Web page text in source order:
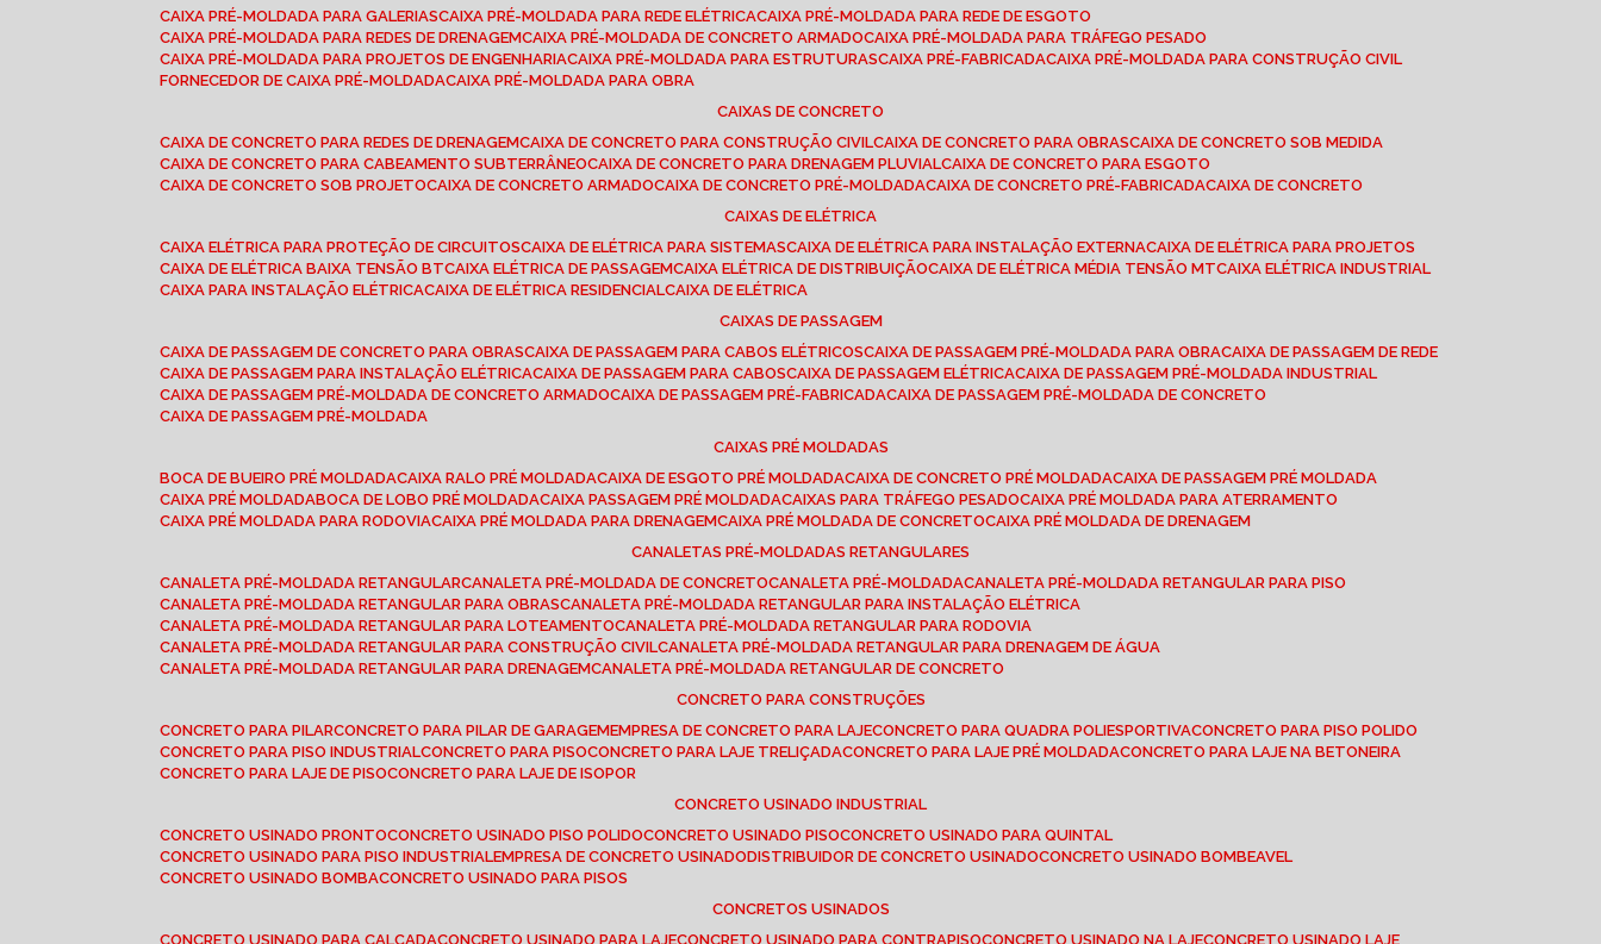
CAIXA PRÉ-MOLDADA PARA GALERIAS CAIXA PRÉ-MOLDADA PARA REDE ELÉTRICA CAIXA PRÉ-MOLDADA PARA REDE DE ESGOTO
CAIXA PRÉ-MOLDADA PARA REDES DE DRENAGEM CAIXA PRÉ-MOLDADA DE CONCRETO ARMADO CAIXA PRÉ-MOLDADA PARA TRÁFEGO PESADO
CAIXA PRÉ-MOLDADA PARA PROJETOS DE ENGENHARIA CAIXA PRÉ-MOLDADA PARA ESTRUTURAS CAIXA PRÉ-FABRICADA CAIXA PRÉ-MOLDADA PARA CONSTRUÇÃO CIVIL
FORNECEDOR DE CAIXA PRÉ-MOLDADA CAIXA PRÉ-MOLDADA PARA OBRA
CAIXAS DE CONCRETO
CAIXA DE CONCRETO PARA REDES DE DRENAGEM CAIXA DE CONCRETO PARA CONSTRUÇÃO CIVIL CAIXA DE CONCRETO PARA OBRAS CAIXA DE CONCRETO SOB MEDIDA
CAIXA DE CONCRETO PARA CABEAMENTO SUBTERRÂNEO CAIXA DE CONCRETO PARA DRENAGEM PLUVIAL CAIXA DE CONCRETO PARA ESGOTO
CAIXA DE CONCRETO SOB PROJETO CAIXA DE CONCRETO ARMADO CAIXA DE CONCRETO PRÉ-MOLDADA CAIXA DE CONCRETO PRÉ-FABRICADA CAIXA DE CONCRETO
CAIXAS DE ELÉTRICA
CAIXA ELÉTRICA PARA PROTEÇÃO DE CIRCUITOS CAIXA DE ELÉTRICA PARA SISTEMAS CAIXA DE ELÉTRICA PARA INSTALAÇÃO EXTERNA CAIXA DE ELÉTRICA PARA PROJETOS
CAIXA DE ELÉTRICA BAIXA TENSÃO BT CAIXA ELÉTRICA DE PASSAGEM CAIXA ELÉTRICA DE DISTRIBUIÇÃO CAIXA DE ELÉTRICA MÉDIA TENSÃO MT CAIXA ELÉTRICA INDUSTRIAL
CAIXA PARA INSTALAÇÃO ELÉTRICA CAIXA DE ELÉTRICA RESIDENCIAL CAIXA DE ELÉTRICA
CAIXAS DE PASSAGEM
CAIXA DE PASSAGEM DE CONCRETO PARA OBRAS CAIXA DE PASSAGEM PARA CABOS ELÉTRICOS CAIXA DE PASSAGEM PRÉ-MOLDADA PARA OBRA CAIXA DE PASSAGEM DE REDE
CAIXA DE PASSAGEM PARA INSTALAÇÃO ELÉTRICA CAIXA DE PASSAGEM PARA CABOS CAIXA DE PASSAGEM ELÉTRICA CAIXA DE PASSAGEM PRÉ-MOLDADA INDUSTRIAL
CAIXA DE PASSAGEM PRÉ-MOLDADA DE CONCRETO ARMADO CAIXA DE PASSAGEM PRÉ-FABRICADA CAIXA DE PASSAGEM PRÉ-MOLDADA DE CONCRETO
CAIXA DE PASSAGEM PRÉ-MOLDADA
CAIXAS PRÉ MOLDADAS
BOCA DE BUEIRO PRÉ MOLDADA CAIXA RALO PRÉ MOLDADA CAIXA DE ESGOTO PRÉ MOLDADA CAIXA DE CONCRETO PRÉ MOLDADA CAIXA DE PASSAGEM PRÉ MOLDADA
CAIXA PRÉ MOLDADA BOCA DE LOBO PRÉ MOLDADA CAIXA PASSAGEM PRÉ MOLDADA CAIXAS PARA TRÁFEGO PESADO CAIXA PRÉ MOLDADA PARA ATERRAMENTO
CAIXA PRÉ MOLDADA PARA RODOVIA CAIXA PRÉ MOLDADA PARA DRENAGEM CAIXA PRÉ MOLDADA DE CONCRETO CAIXA PRÉ MOLDADA DE DRENAGEM
CANALETAS PRÉ-MOLDADAS RETANGULARES
CANALETA PRÉ-MOLDADA RETANGULAR CANALETA PRÉ-MOLDADA DE CONCRETO CANALETA PRÉ-MOLDADA CANALETA PRÉ-MOLDADA RETANGULAR PARA PISO
CANALETA PRÉ-MOLDADA RETANGULAR PARA OBRAS CANALETA PRÉ-MOLDADA RETANGULAR PARA INSTALAÇÃO ELÉTRICA
CANALETA PRÉ-MOLDADA RETANGULAR PARA LOTEAMENTO CANALETA PRÉ-MOLDADA RETANGULAR PARA RODOVIA
CANALETA PRÉ-MOLDADA RETANGULAR PARA CONSTRUÇÃO CIVIL CANALETA PRÉ-MOLDADA RETANGULAR PARA DRENAGEM DE ÁGUA
CANALETA PRÉ-MOLDADA RETANGULAR PARA DRENAGEM CANALETA PRÉ-MOLDADA RETANGULAR DE CONCRETO
CONCRETO PARA CONSTRUÇÕES
CONCRETO PARA PILAR CONCRETO PARA PILAR DE GARAGEM EMPRESA DE CONCRETO PARA LAJE CONCRETO PARA QUADRA POLIESPORTIVA CONCRETO PARA PISO POLIDO
CONCRETO PARA PISO INDUSTRIAL CONCRETO PARA PISO CONCRETO PARA LAJE TRELIÇADA CONCRETO PARA LAJE PRÉ MOLDADA CONCRETO PARA LAJE NA BETONEIRA
CONCRETO PARA LAJE DE PISO CONCRETO PARA LAJE DE ISOPOR
CONCRETO USINADO INDUSTRIAL
CONCRETO USINADO PRONTO CONCRETO USINADO PISO POLIDO CONCRETO USINADO PISO CONCRETO USINADO PARA QUINTAL
CONCRETO USINADO PARA PISO INDUSTRIAL EMPRESA DE CONCRETO USINADO DISTRIBUIDOR DE CONCRETO USINADO CONCRETO USINADO BOMBEAVEL
CONCRETO USINADO BOMBA CONCRETO USINADO PARA PISOS
CONCRETOS USINADOS
CONCRETO USINADO PARA CALÇADA CONCRETO USINADO PARA LAJE CONCRETO USINADO PARA CONTRAPISO CONCRETO USINADO NA LAJE CONCRETO USINADO LAJE